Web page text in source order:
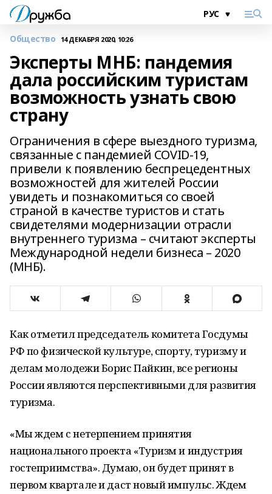
Общество 14 ДЕКАБРЯ 2020, 10:26
Эксперты МНБ: пандемия
дала российским туристам
возможность узнать свою
страну
Ограничения в сфере выездного туризма,
связанные с пандемией COVID-19,
привели к появлению беспрецедентных
возможностей для жителей России
увидеть и познакомиться со своей
страной в качестве туристов и стать
свидетелями модернизации отрасли
внутреннего туризма – считают эксперты
Международной недели бизнеса – 2020
(МНБ).
Как отметил председатель комитета Госдумы
РФ по физической культуре, спорту, туризму и
делам молодежи Борис Пайкин, все регионы
России являются перспективными для развития
туризма.
«Мы ждем с нетерпением принятия
национального проекта «Туризм и индустрия
гостеприимства». Думаю, он будет принят в
первом квартале и даст новый импульс. Ждем